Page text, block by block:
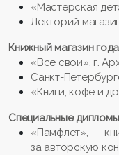
«Мастерская
Лекторий
Книжный магазин года
«Все свои», г.
Санкт-
«Книги, кофе и
Специальные дипломы
«Памфлет»,
за авторскую